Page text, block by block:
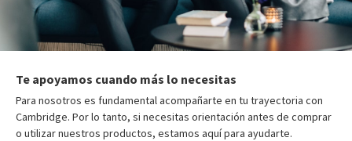
Te apoyamos cuando más lo necesitas
Para nosotros es fundamental acompañarte en tu trayectoria con
Cambridge. Por lo tanto, si necesitas orientación antes de comprar
o utilizar nuestros productos, estamos aquí para ayudarte.